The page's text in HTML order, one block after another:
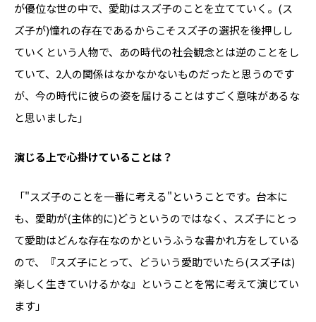
が優位な世の中で、愛助はスズ子のことを立てていく。(ス
ズ子が)憧れの存在であるからこそスズ子の選択を後押しし
ていくという人物で、あの時代の社会観念とは逆のことをし
ていて、2人の関係はなかなかないものだったと思うのです
が、今の時代に彼らの姿を届けることはすごく意味があるな
と思いました」
――演じる上で心掛けていることは？
「"スズ子のことを一番に考える"ということです。台本に
も、愛助が(主体的に)どうというのではなく、スズ子にとっ
て愛助はどんな存在なのかというふうな書かれ方をしている
ので、『スズ子にとって、どういう愛助でいたら(スズ子は)
楽しく生きていけるかな』ということを常に考えて演じてい
ます」